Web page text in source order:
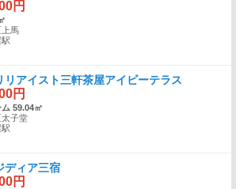
円
上馬
リアイスト三軒茶屋アイビーテラス
円
59.04㎡
子堂
ディア三宿
円